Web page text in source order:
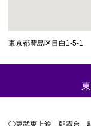
東京都豊島区目白1-5-1